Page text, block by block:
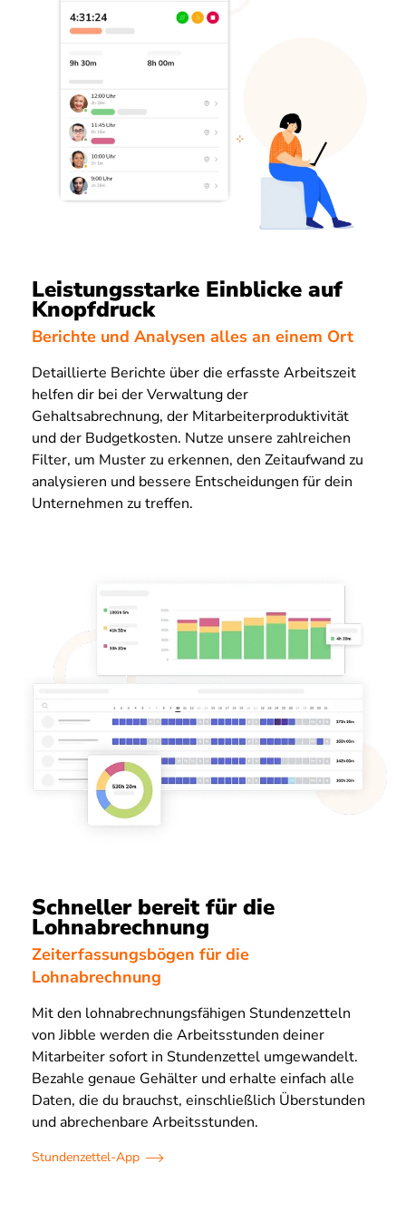
Leistungsstarke Einblicke auf
Knopfdruck
Berichte und Analysen alles an einem Ort
Detaillierte Berichte über die erfasste Arbeitszeit
helfen dir bei der Verwaltung der
Gehaltsabrechnung, der Mitarbeiterproduktivität
und der Budgetkosten. Nutze unsere zahlreichen
Filter, um Muster zu erkennen, den Zeitaufwand zu
analysieren und bessere Entscheidungen für dein
Unternehmen zu treffen.
Schneller bereit für die
Lohnabrechnung
Zeiterfassungsbögen für die
Lohnabrechnung
Mit den lohnabrechnungsfähigen Stundenzetteln
von Jibble werden die Arbeitsstunden deiner
Mitarbeiter sofort in Stundenzettel umgewandelt.
Bezahle genaue Gehälter und erhalte einfach alle
Daten, die du brauchst, einschließlich Überstunden
und abrechenbare Arbeitsstunden.
Stundenzettel-App